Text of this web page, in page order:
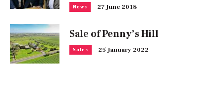
News 27 June 2018
Sale of Penny’s Hill
Sales 25 January 2022